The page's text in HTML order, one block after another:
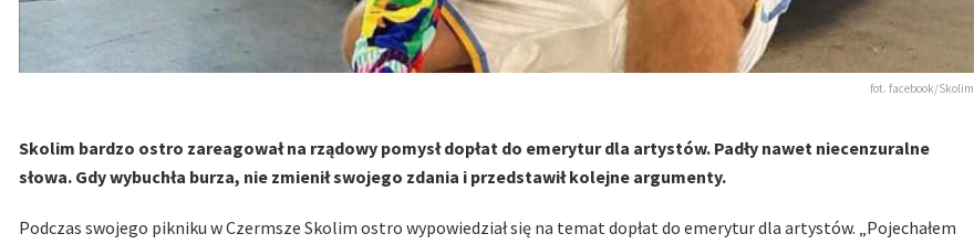
fot. facebook/Skolim
Skolim bardzo ostro zareagował na rządowy pomysł dopłat do emerytur dla artystów. Padły nawet niecenzuralne
słowa. Gdy wybuchła burza, nie zmienił swojego zdania i przedstawił kolejne argumenty.
Podczas swojego pikniku w Czermsze Skolim ostro wypowiedział się na temat dopłat do emerytur dla artystów. „Pojechałem